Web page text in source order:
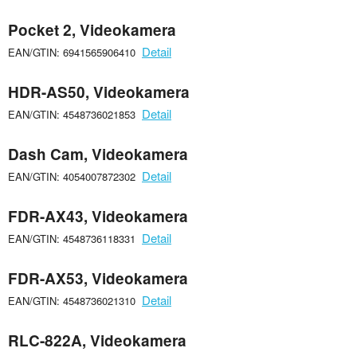
Pocket 2, Videokamera
EAN/GTIN: 6941565906410 Detail
HDR-AS50, Videokamera
EAN/GTIN: 4548736021853 Detail
Dash Cam, Videokamera
EAN/GTIN: 4054007872302 Detail
FDR-AX43, Videokamera
EAN/GTIN: 4548736118331 Detail
FDR-AX53, Videokamera
EAN/GTIN: 4548736021310 Detail
RLC-822A, Videokamera